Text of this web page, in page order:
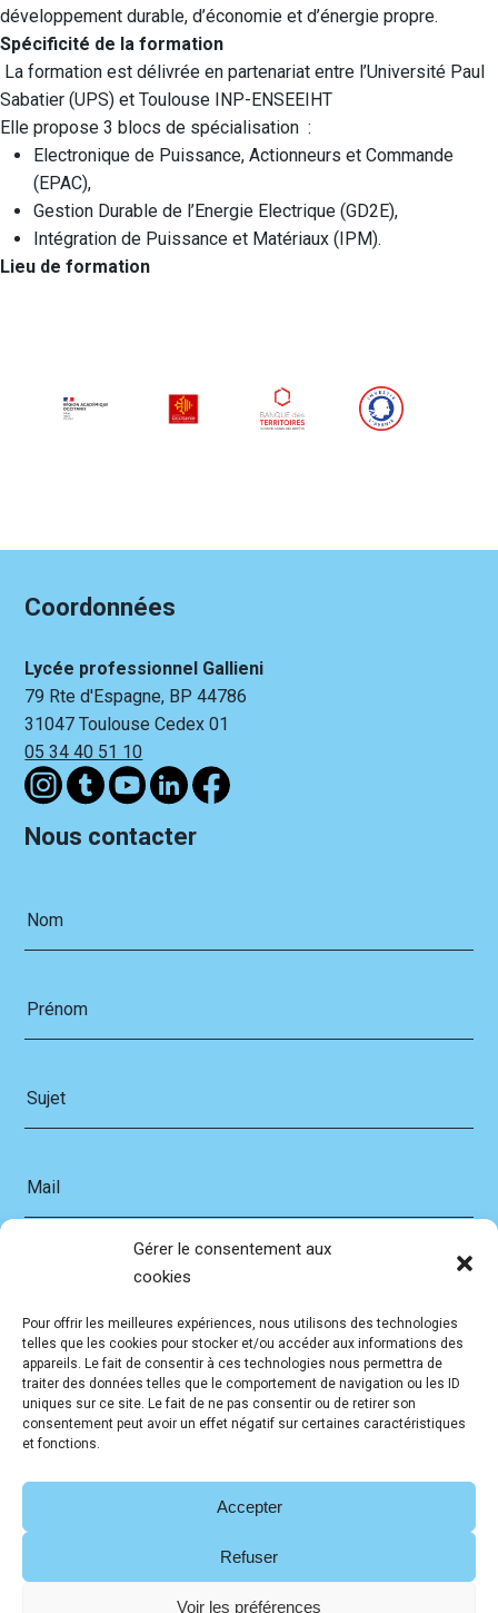
Gérer le consentement aux
cookies
Pour offrir les meilleures expériences, nous utilisons des technologies
telles que les cookies pour stocker et/ou accéder aux informations des
appareils. Le fait de consentir à ces technologies nous permettra de
traiter des données telles que le comportement de navigation ou les ID
uniques sur ce site. Le fait de ne pas consentir ou de retirer son
consentement peut avoir un effet négatif sur certaines caractéristiques
et fonctions.
Accepter
Refuser
Voir les préférences
développement durable, d’économie et d’énergie propre.
Spécificité de la formation
La formation est délivrée en partenariat entre l’Université Paul
Sabatier (UPS) et Toulouse INP-ENSEEIHT
Elle propose 3 blocs de spécialisation :
Electronique de Puissance, Actionneurs et Commande
(EPAC),
Gestion Durable de l’Energie Electrique (GD2E),
Intégration de Puissance et Matériaux (IPM).
Lieu de formation
Coordonnées
Lycée professionnel Gallieni
79 Rte d'Espagne, BP 44786
31047 Toulouse Cedex 01
05 34 40 51 10
Nous contacter
Nom
Prénom
Sujet
Mail
En soumettant ce formulaire, j'accepte que les
informations saisies soient exploitées dans le cadre de la
relation commerciale qui peut en découler.